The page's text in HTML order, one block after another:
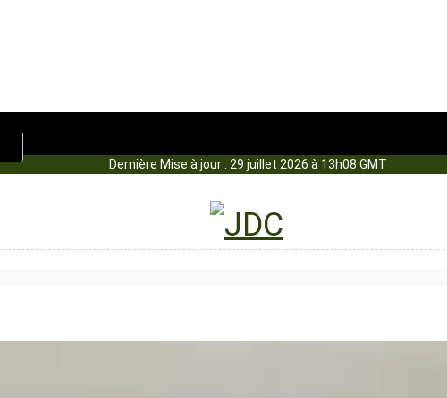
Dernière Mise à jour : 29 juillet 2026 à 13h08 GMT